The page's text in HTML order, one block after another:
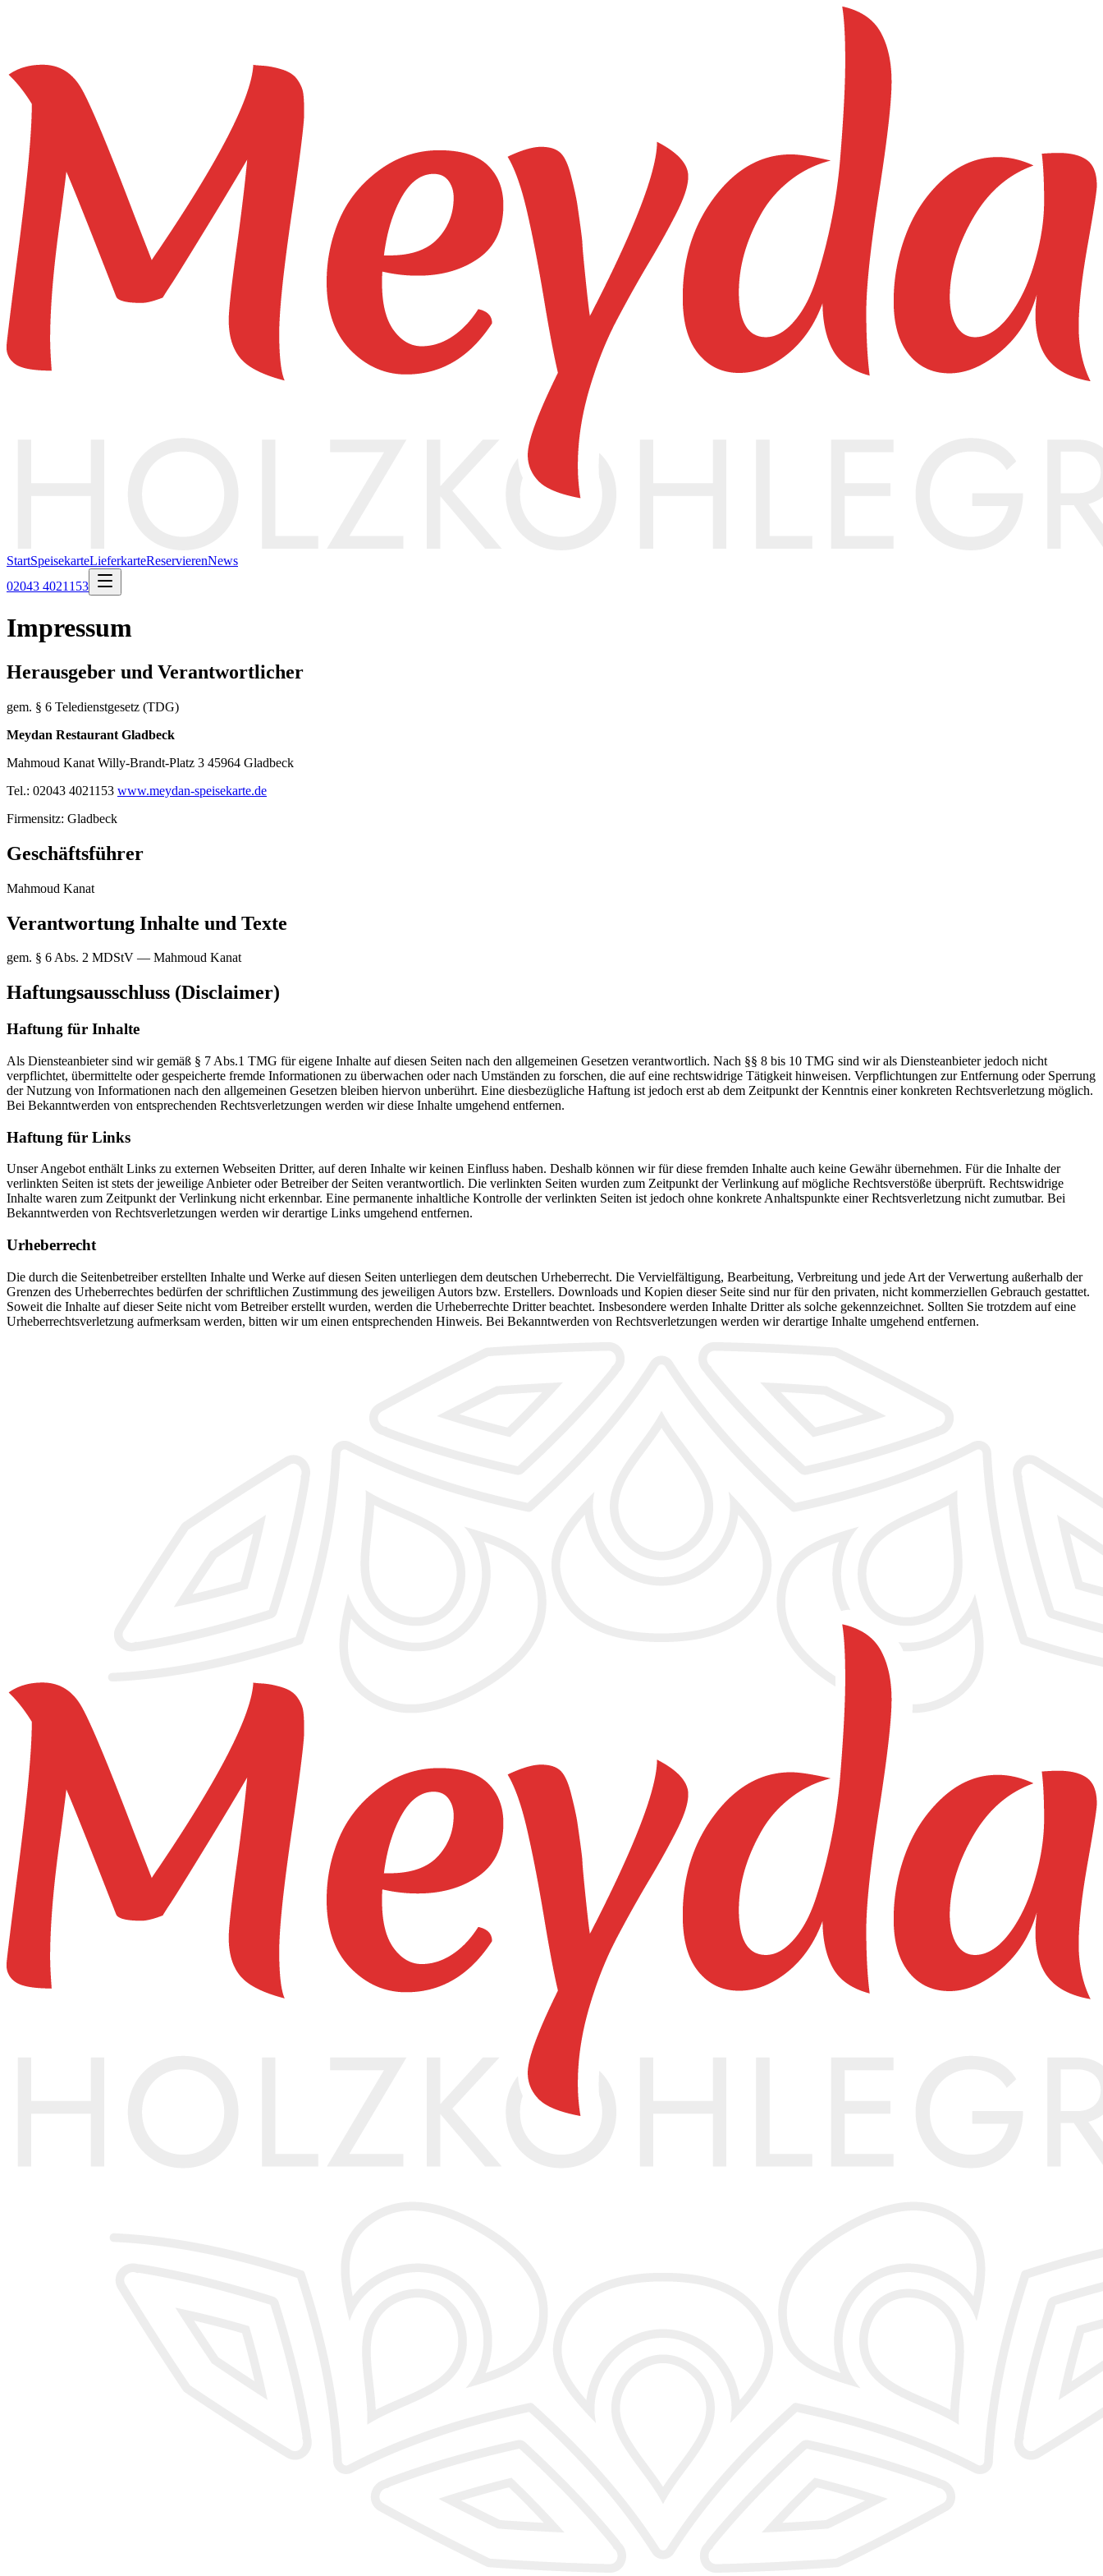
StartSpeisekarteLieferkarteReservierenNews
02043 4021153
Impressum
Herausgeber und Verantwortlicher
gem. § 6 Teledienstgesetz (TDG)
Meydan Restaurant Gladbeck
Mahmoud Kanat Willy-Brandt-Platz 3 45964 Gladbeck
Tel.: 02043 4021153 www.meydan-speisekarte.de
Firmensitz: Gladbeck
Geschäftsführer
Mahmoud Kanat
Verantwortung Inhalte und Texte
gem. § 6 Abs. 2 MDStV — Mahmoud Kanat
Haftungsausschluss (Disclaimer)
Haftung für Inhalte
Als Diensteanbieter sind wir gemäß § 7 Abs.1 TMG für eigene Inhalte auf diesen Seiten nach den allgemeinen Gesetzen verantwortlich. Nach §§ 8 bis 10 TMG sind wir als Diensteanbieter jedoch nicht
verpflichtet, übermittelte oder gespeicherte fremde Informationen zu überwachen oder nach Umständen zu forschen, die auf eine rechtswidrige Tätigkeit hinweisen. Verpflichtungen zur Entfernung oder Sperrung
der Nutzung von Informationen nach den allgemeinen Gesetzen bleiben hiervon unberührt. Eine diesbezügliche Haftung ist jedoch erst ab dem Zeitpunkt der Kenntnis einer konkreten Rechtsverletzung möglich.
Bei Bekanntwerden von entsprechenden Rechtsverletzungen werden wir diese Inhalte umgehend entfernen.
Haftung für Links
Unser Angebot enthält Links zu externen Webseiten Dritter, auf deren Inhalte wir keinen Einfluss haben. Deshalb können wir für diese fremden Inhalte auch keine Gewähr übernehmen. Für die Inhalte der
verlinkten Seiten ist stets der jeweilige Anbieter oder Betreiber der Seiten verantwortlich. Die verlinkten Seiten wurden zum Zeitpunkt der Verlinkung auf mögliche Rechtsverstöße überprüft. Rechtswidrige
Inhalte waren zum Zeitpunkt der Verlinkung nicht erkennbar. Eine permanente inhaltliche Kontrolle der verlinkten Seiten ist jedoch ohne konkrete Anhaltspunkte einer Rechtsverletzung nicht zumutbar. Bei
Bekanntwerden von Rechtsverletzungen werden wir derartige Links umgehend entfernen.
Urheberrecht
Die durch die Seitenbetreiber erstellten Inhalte und Werke auf diesen Seiten unterliegen dem deutschen Urheberrecht. Die Vervielfältigung, Bearbeitung, Verbreitung und jede Art der Verwertung außerhalb der
Grenzen des Urheberrechtes bedürfen der schriftlichen Zustimmung des jeweiligen Autors bzw. Erstellers. Downloads und Kopien dieser Seite sind nur für den privaten, nicht kommerziellen Gebrauch gestattet.
Soweit die Inhalte auf dieser Seite nicht vom Betreiber erstellt wurden, werden die Urheberrechte Dritter beachtet. Insbesondere werden Inhalte Dritter als solche gekennzeichnet. Sollten Sie trotzdem auf eine
Urheberrechtsverletzung aufmerksam werden, bitten wir um einen entsprechenden Hinweis. Bei Bekanntwerden von Rechtsverletzungen werden wir derartige Inhalte umgehend entfernen.